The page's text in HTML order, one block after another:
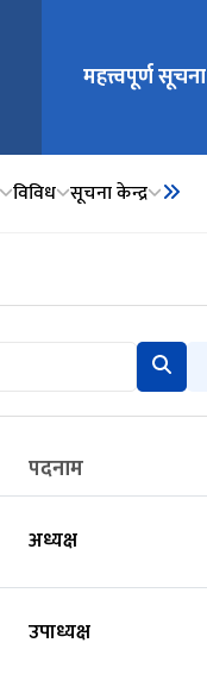
मुख्य नेभिगेसनमा जानुहोस्
महत्त्वपूर्ण सूचना
विविध सूचना केन्द्र
पदनाम
अध्यक्ष
उपाध्यक्ष